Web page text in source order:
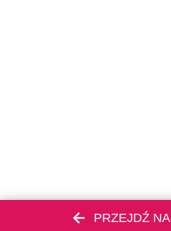
PRZEJDŹ NA